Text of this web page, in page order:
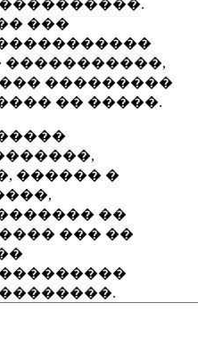
���
�����������,
���������
�� �����.
������ �
��
��� ��